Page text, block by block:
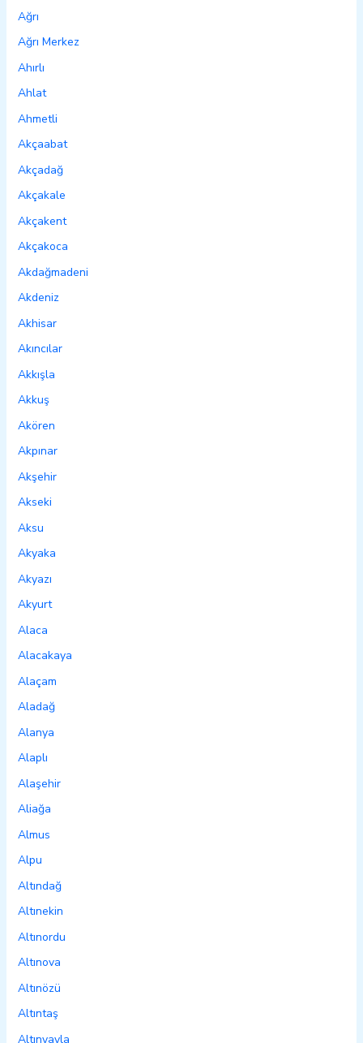
Ağrı
Ağrı Merkez
Ahırlı
Ahlat
Ahmetli
Akçaabat
Akçadağ
Akçakale
Akçakent
Akçakoca
Akdağmadeni
Akdeniz
Akhisar
Akıncılar
Akkışla
Akkuş
Akören
Akpınar
Akşehir
Akseki
Aksu
Akyaka
Akyazı
Akyurt
Alaca
Alacakaya
Alaçam
Aladağ
Alanya
Alaplı
Alaşehir
Aliağa
Almus
Alpu
Altındağ
Altınekin
Altınordu
Altınova
Altınözü
Altıntaş
Altınyayla